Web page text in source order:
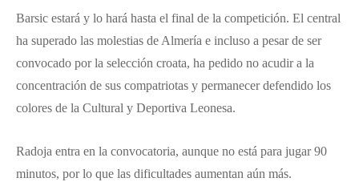
Barsic estará y lo hará hasta el final de la competición. El central
ha superado las molestias de Almería e incluso a pesar de ser
convocado por la selección croata, ha pedido no acudir a la
concentración de sus compatriotas y permanecer defendido los
colores de la Cultural y Deportiva Leonesa.
Radoja entra en la convocatoria, aunque no está para jugar 90
minutos, por lo que las dificultades aumentan aún más.